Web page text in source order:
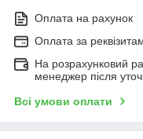
Оплата на рахунок
Оплата за
На розрахунковий
менеджер після
Всі умови оплати